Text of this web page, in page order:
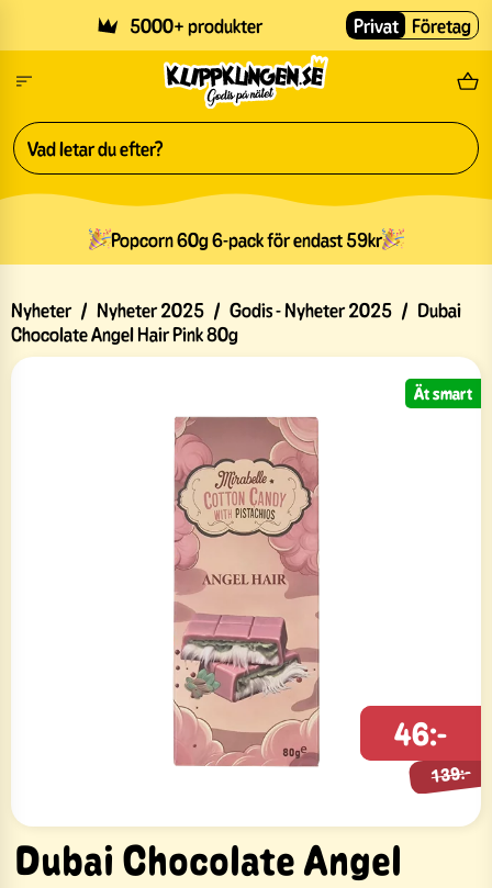
5000+ produkter Fri
Privat Företag
Popcorn 60g 6-pack för endast 59kr
Nyheter / Nyheter 2025 / Godis - Nyheter 2025 / Dubai
Chocolate Angel Hair Pink 80g
Ät smart
Dubai Chocolate Angel
46:-
139:-
139:-